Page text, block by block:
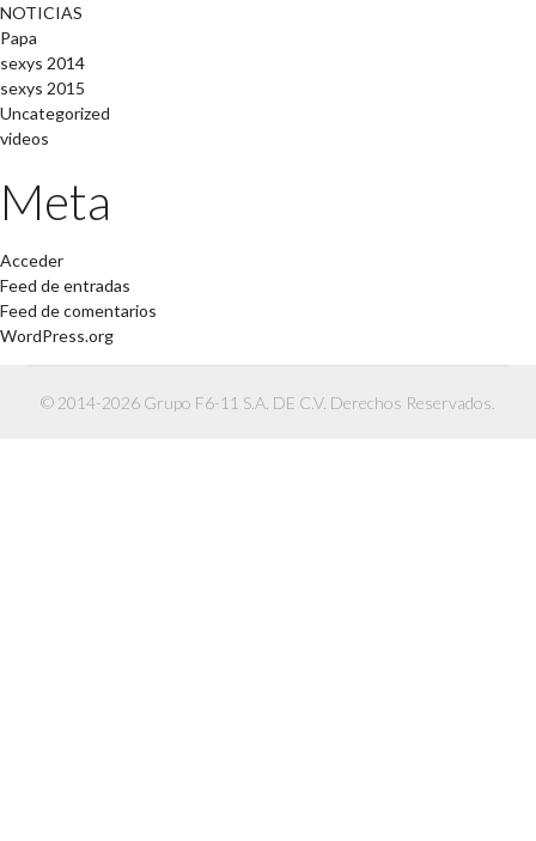
NOTICIAS
Papa
sexys 2014
sexys 2015
Uncategorized
videos
Meta
Acceder
Feed de entradas
Feed de comentarios
WordPress.org
© 2014-2026 Grupo F6-11 S.A. DE C.V. Derechos Reservados.